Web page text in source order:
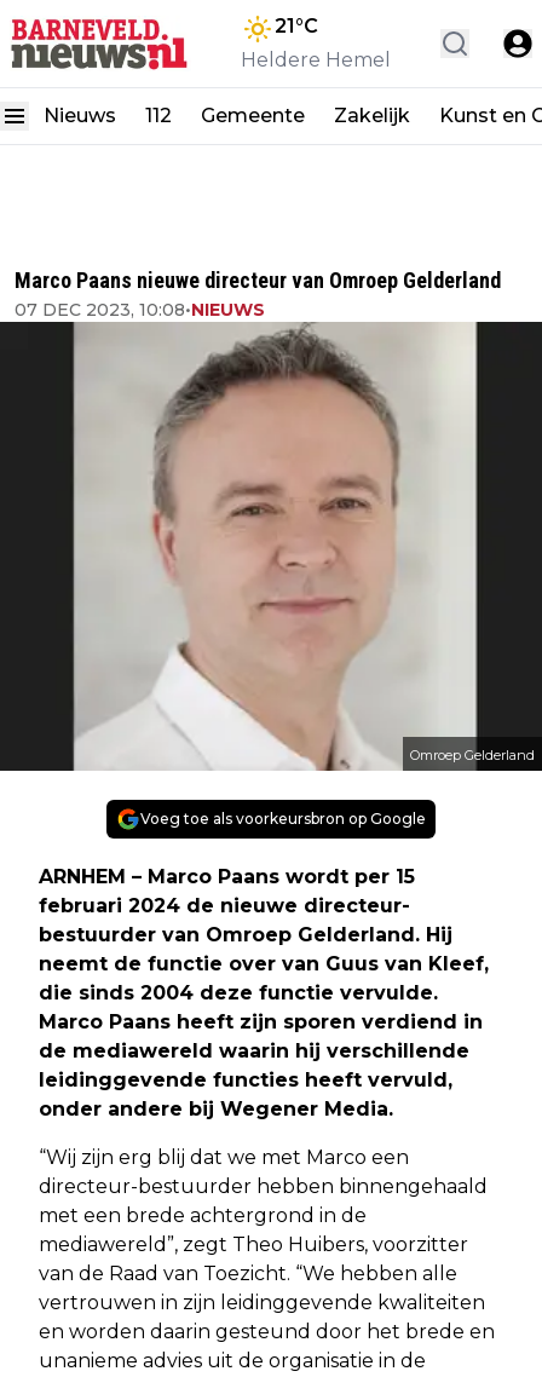
21°C
Heldere Hemel
Nieuws 112 Gemeente Zakelijk Kunst en
Marco Paans nieuwe directeur van Omroep Gelderland
07 DEC 2023, 10:08•NIEUWS
Omroep Gelderland
Voeg toe als voorkeursbron op Google
ARNHEM – Marco Paans wordt per 15
februari 2024 de nieuwe directeur-
bestuurder van Omroep Gelderland. Hij
neemt de functie over van Guus van Kleef,
die sinds 2004 deze functie vervulde.
Marco Paans heeft zijn sporen verdiend in
de mediawereld waarin hij verschillende
leidinggevende functies heeft vervuld,
onder andere bij Wegener Media.
“Wij zijn erg blij dat we met Marco een
directeur-bestuurder hebben binnengehaald
met een brede achtergrond in de
mediawereld”, zegt Theo Huibers, voorzitter
van de Raad van Toezicht. “We hebben alle
vertrouwen in zijn leidinggevende kwaliteiten
en worden daarin gesteund door het brede en
unanieme advies uit de organisatie in de